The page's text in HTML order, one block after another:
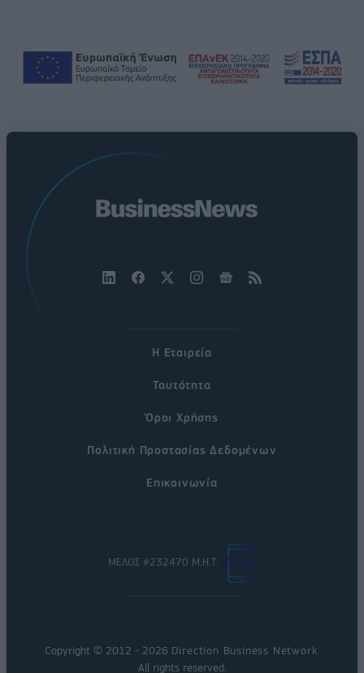
Η Εταιρεία
Ταυτότητα
Όροι Χρήσης
Πολιτική Προστασίας Δεδομένων
Επικοινωνία
ΜΕΛΟΣ #232470 Μ.Η.Τ.
Copyright © 2012 - 2026 Direction Business Network
All rights reserved.